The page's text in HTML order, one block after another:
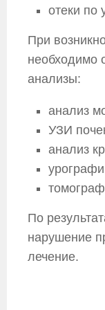
отеки по
При
необходимо
анализы:
анализ
УЗИ
анализ
По
нарушение
лечение.